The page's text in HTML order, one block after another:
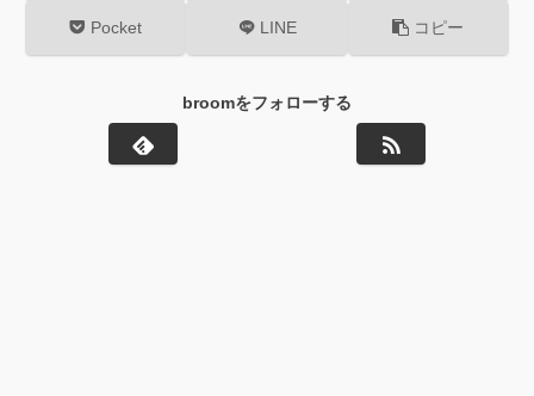
Pocket LINE コピー
broomをフォローする